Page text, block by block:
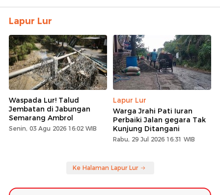
Lapur Lur
Waspada Lur! Talud
Jembatan di Jabungan
Semarang Ambrol
Senin, 03 Agu 2026 16:02 WIB
Lapur Lur
Warga Jrahi Pati Iuran
Perbaiki Jalan gegara Tak
Kunjung Ditangani
Rabu, 29 Jul 2026 16:31 WIB
Ke Halaman Lapur Lur